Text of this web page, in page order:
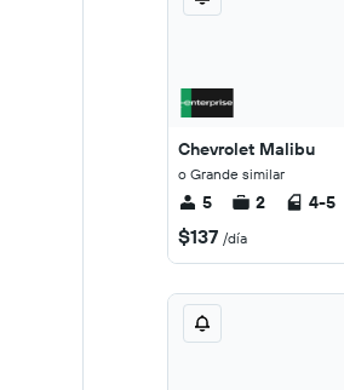
Chevrolet Malibu
o Grande similar
5 2 4-5
$137 /día